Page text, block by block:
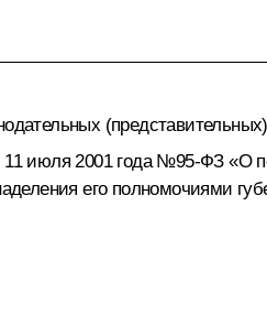
(представительных)
11 июля 2001 года №95-ФЗ «О
его полномочиями